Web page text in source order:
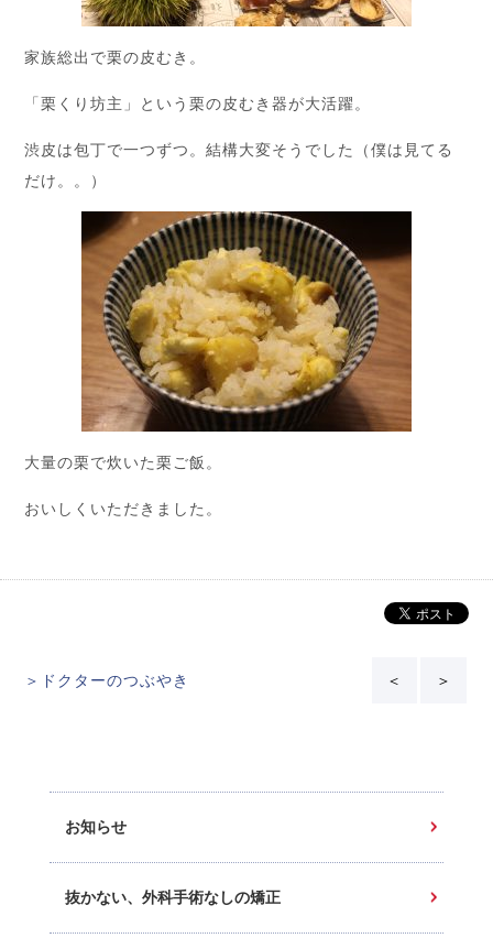
家族総出で栗の皮むき。
「栗くり坊主」という栗の皮むき器が大活躍。
渋皮は包丁で一つずつ。結構大変そうでした（僕は見てる
だけ。。）
大量の栗で炊いた栗ご飯。
おいしくいただきました。
＞ドクターのつぶやき ＜ ＞
お知らせ
抜かない、外科手術なしの矯正